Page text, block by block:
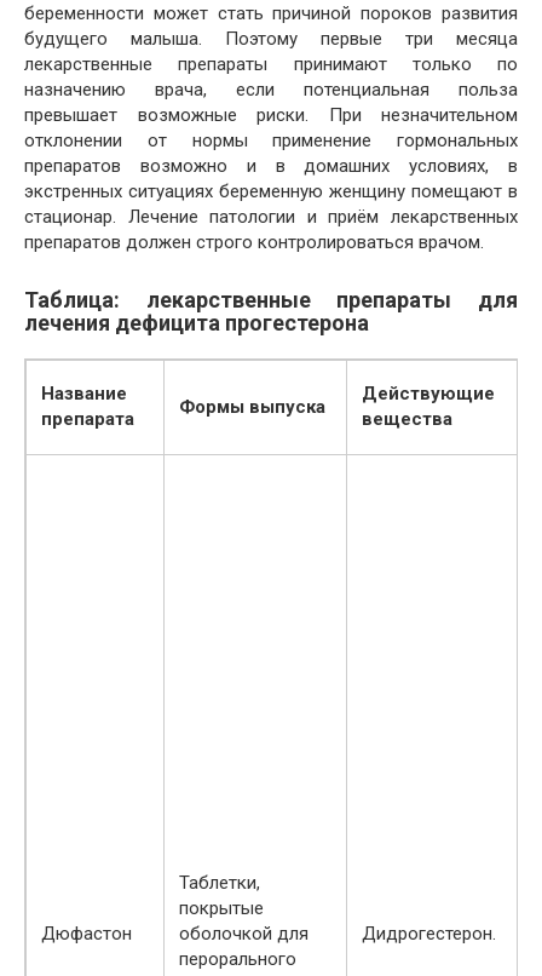
беременности может стать причиной пороков развития
будущего малыша. Поэтому первые три месяца
лекарственные препараты принимают только по
назначению врача, если потенциальная польза
превышает возможные риски. При незначительном
отклонении от нормы применение гормональных
препаратов возможно и в домашних условиях, в
экстренных ситуациях беременную женщину помещают в
стационар. Лечение патологии и приём лекарственных
препаратов должен строго контролироваться врачом.
Таблица: лекарственные препараты для
лечения дефицита прогестерона
Название
препарата
Формы выпуска
Действующие
вещества
Дюфастон
Таблетки,
покрытые
оболочкой для
перорального
Дидрогестерон.